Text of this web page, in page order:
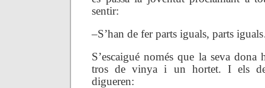
sentir:
–S’han de fer parts iguals, parts
S’escaigué només que la seva dona
tros de vinya i un hortet. I els
digueren: